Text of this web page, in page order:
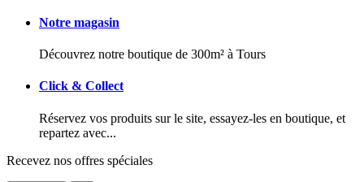
Notre magasin
Découvrez notre boutique de 300m² à Tours
Click & Collect
Réservez vos produits sur le site, essayez-les en boutique, et
repartez avec...
Recevez nos offres spéciales